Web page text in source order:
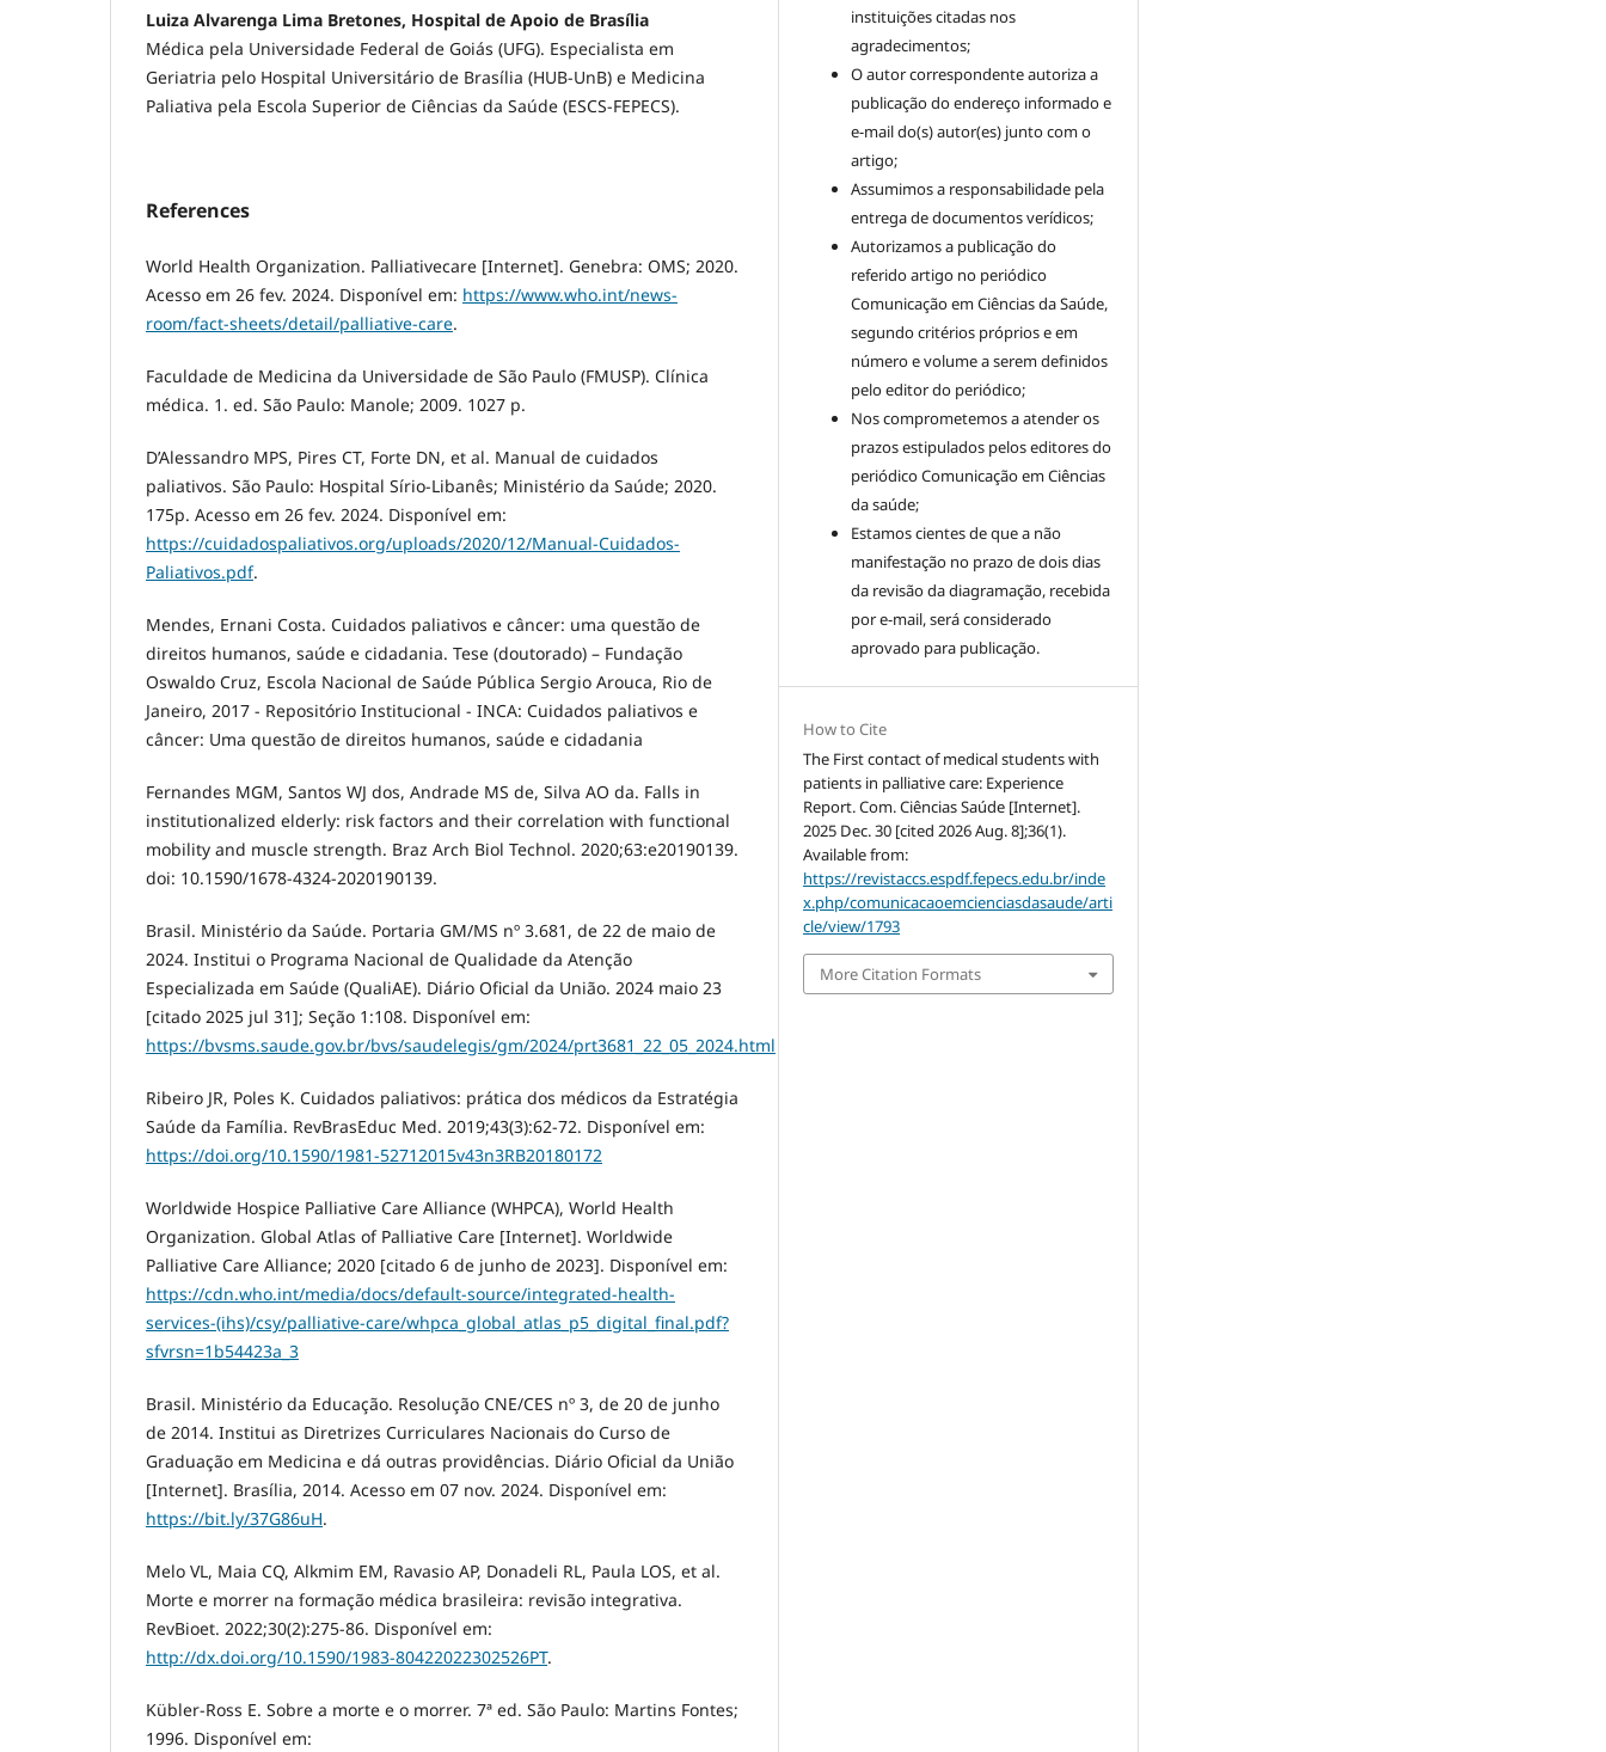
Luiza Alvarenga Lima Bretones, Hospital de Apoio de Brasília
Médica pela Universidade Federal de Goiás (UFG). Especialista em
Geriatria pelo Hospital Universitário de Brasília (HUB-UnB) e Medicina
Paliativa pela Escola Superior de Ciências da Saúde (ESCS-FEPECS).
References
World Health Organization. Palliativecare [Internet]. Genebra: OMS; 2020.
Acesso em 26 fev. 2024. Disponível em: https://www.who.int/news-
room/fact-sheets/detail/palliative-care.
Faculdade de Medicina da Universidade de São Paulo (FMUSP). Clínica
médica. 1. ed. São Paulo: Manole; 2009. 1027 p.
D’Alessandro MPS, Pires CT, Forte DN, et al. Manual de cuidados
paliativos. São Paulo: Hospital Sírio-Libanês; Ministério da Saúde; 2020.
175p. Acesso em 26 fev. 2024. Disponível em:
https://cuidadospaliativos.org/uploads/2020/12/Manual-Cuidados-
Paliativos.pdf.
Mendes, Ernani Costa. Cuidados paliativos e câncer: uma questão de
direitos humanos, saúde e cidadania. Tese (doutorado) – Fundação
Oswaldo Cruz, Escola Nacional de Saúde Pública Sergio Arouca, Rio de
Janeiro, 2017 - Repositório Institucional - INCA: Cuidados paliativos e
câncer: Uma questão de direitos humanos, saúde e cidadania
Fernandes MGM, Santos WJ dos, Andrade MS de, Silva AO da. Falls in
institutionalized elderly: risk factors and their correlation with functional
mobility and muscle strength. Braz Arch Biol Technol. 2020;63:e20190139.
doi: 10.1590/1678-4324-2020190139.
Brasil. Ministério da Saúde. Portaria GM/MS nº 3.681, de 22 de maio de
2024. Institui o Programa Nacional de Qualidade da Atenção
Especializada em Saúde (QualiAE). Diário Oficial da União. 2024 maio 23
[citado 2025 jul 31]; Seção 1:108. Disponível em:
https://bvsms.saude.gov.br/bvs/saudelegis/gm/2024/prt3681_22_05_2024.html
Ribeiro JR, Poles K. Cuidados paliativos: prática dos médicos da Estratégia
Saúde da Família. RevBrasEduc Med. 2019;43(3):62-72. Disponível em:
https://doi.org/10.1590/1981-52712015v43n3RB20180172
Worldwide Hospice Palliative Care Alliance (WHPCA), World Health
Organization. Global Atlas of Palliative Care [Internet]. Worldwide
Palliative Care Alliance; 2020 [citado 6 de junho de 2023]. Disponível em:
https://cdn.who.int/media/docs/default-source/integrated-health-
services-(ihs)/csy/palliative-care/whpca_global_atlas_p5_digital_final.pdf?
sfvrsn=1b54423a_3
Brasil. Ministério da Educação. Resolução CNE/CES nº 3, de 20 de junho
de 2014. Institui as Diretrizes Curriculares Nacionais do Curso de
Graduação em Medicina e dá outras providências. Diário Oficial da União
[Internet]. Brasília, 2014. Acesso em 07 nov. 2024. Disponível em:
https://bit.ly/37G86uH.
Melo VL, Maia CQ, Alkmim EM, Ravasio AP, Donadeli RL, Paula LOS, et al.
Morte e morrer na formação médica brasileira: revisão integrativa.
RevBioet. 2022;30(2):275-86. Disponível em:
http://dx.doi.org/10.1590/1983-80422022302526PT.
Kübler-Ross E. Sobre a morte e o morrer. 7ª ed. São Paulo: Martins Fontes;
1996. Disponível em:
instituições citadas nos
agradecimentos;
O autor correspondente autoriza a
publicação do endereço informado e
e-mail do(s) autor(es) junto com o
artigo;
Assumimos a responsabilidade pela
entrega de documentos verídicos;
Autorizamos a publicação do
referido artigo no periódico
Comunicação em Ciências da Saúde,
segundo critérios próprios e em
número e volume a serem definidos
pelo editor do periódico;
Nos comprometemos a atender os
prazos estipulados pelos editores do
periódico Comunicação em Ciências
da saúde;
Estamos cientes de que a não
manifestação no prazo de dois dias
da revisão da diagramação, recebida
por e-mail, será considerado
aprovado para publicação.
How to Cite
The First contact of medical students with
patients in palliative care: Experience
Report. Com. Ciências Saúde [Internet].
2025 Dec. 30 [cited 2026 Aug. 8];36(1).
Available from:
https://revistaccs.espdf.fepecs.edu.br/inde
x.php/comunicacaoemcienciasdasaude/arti
cle/view/1793
More Citation Formats